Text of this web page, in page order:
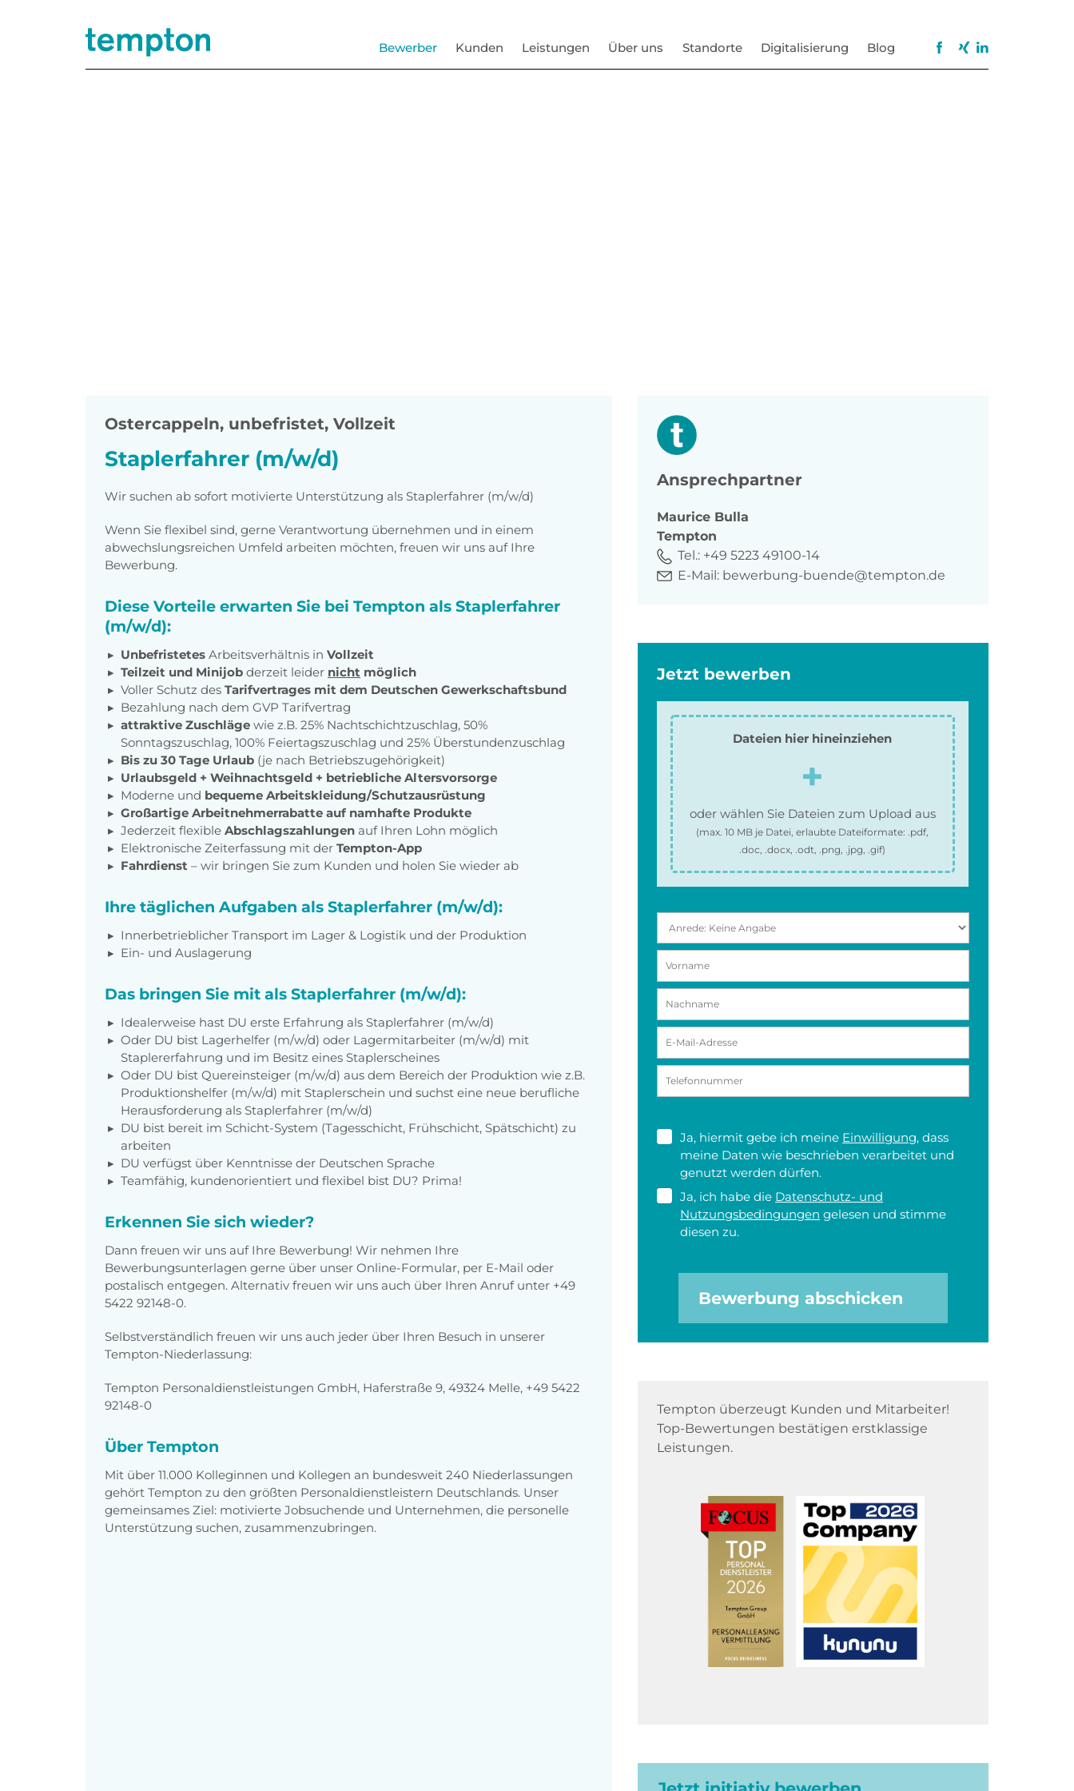
Bewerber Kunden Leistungen Über uns Standorte Digitalisierung Blog
Ostercappeln, unbefristet, Vollzeit
Staplerfahrer (m/w/d)
Wir suchen ab sofort motivierte Unterstützung als Staplerfahrer (m/w/d)
Wenn Sie flexibel sind, gerne Verantwortung übernehmen und in einem
abwechslungsreichen Umfeld arbeiten möchten, freuen wir uns auf Ihre
Bewerbung.
Diese Vorteile erwarten Sie bei Tempton als Staplerfahrer
(m/w/d):
Unbefristetes Arbeitsverhältnis in Vollzeit
Teilzeit und Minijob derzeit leider nicht möglich
Voller Schutz des Tarifvertrages mit dem Deutschen Gewerkschaftsbund
Bezahlung nach dem GVP Tarifvertrag
attraktive Zuschläge wie z.B. 25% Nachtschichtzuschlag, 50%
Sonntagszuschlag, 100% Feiertagszuschlag und 25% Überstundenzuschlag
Bis zu 30 Tage Urlaub (je nach Betriebszugehörigkeit)
Urlaubsgeld + Weihnachtsgeld + betriebliche Altersvorsorge
Moderne und bequeme Arbeitskleidung/Schutzausrüstung
Großartige Arbeitnehmerrabatte auf namhafte Produkte
Jederzeit flexible Abschlagszahlungen auf Ihren Lohn möglich
Elektronische Zeiterfassung mit der Tempton-App
Fahrdienst – wir bringen Sie zum Kunden und holen Sie wieder ab
Ihre täglichen Aufgaben als Staplerfahrer (m/w/d):
Innerbetrieblicher Transport im Lager & Logistik und der Produktion
Ein- und Auslagerung
Das bringen Sie mit als Staplerfahrer (m/w/d):
Idealerweise hast DU erste Erfahrung als Staplerfahrer (m/w/d)
Oder DU bist Lagerhelfer (m/w/d) oder Lagermitarbeiter (m/w/d) mit
Staplererfahrung und im Besitz eines Staplerscheines
Oder DU bist Quereinsteiger (m/w/d) aus dem Bereich der Produktion wie z.B.
Produktionshelfer (m/w/d) mit Staplerschein und suchst eine neue berufliche
Herausforderung als Staplerfahrer (m/w/d)
DU bist bereit im Schicht-System (Tagesschicht, Frühschicht, Spätschicht) zu
arbeiten
DU verfügst über Kenntnisse der Deutschen Sprache
Teamfähig, kundenorientiert und flexibel bist DU? Prima!
Erkennen Sie sich wieder?
Dann freuen wir uns auf Ihre Bewerbung! Wir nehmen Ihre
Bewerbungsunterlagen gerne über unser Online-Formular, per E-Mail oder
postalisch entgegen. Alternativ freuen wir uns auch über Ihren Anruf unter +49
5422 92148-0.
Selbstverständlich freuen wir uns auch jeder über Ihren Besuch in unserer
Tempton-Niederlassung:
Tempton Personaldienstleistungen GmbH, Haferstraße 9, 49324 Melle, +49 5422
92148-0
Über Tempton
Mit über 11.000 Kolleginnen und Kollegen an bundesweit 240 Niederlassungen
gehört Tempton zu den größten Personaldienstleistern Deutschlands. Unser
gemeinsames Ziel: motivierte Jobsuchende und Unternehmen, die personelle
Unterstützung suchen, zusammenzubringen.
Ansprechpartner
Maurice Bulla
Tempton
Tel.: +49 5223 49100-14
E-Mail: bewerbung-buende@tempton.de
Jetzt bewerben
Dateien hier hineinziehen
oder wählen Sie Dateien zum Upload aus
(max.10 MB je Datei, erlaubte Dateiformate:.pdf,
.doc, .docx, .odt, .png, .jpg, .gif)
Ja, hiermit gebe ich meine Einwilligung, dass
meine Daten wie beschrieben verarbeitet und
genutzt werden dürfen.
Ja, ich habe die Datenschutz- und
Nutzungsbedingungen gelesen und stimme
diesen zu.
Bewerbung abschicken
Tempton überzeugt Kunden und Mitarbeiter!
Top-Bewertungen bestätigen erstklassige
Leistungen.